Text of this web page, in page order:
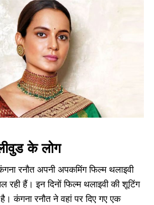
के लोग
रनौत अपनी अपकमिंग फिल्म थलाइवी
रही हैं। इन दिनों फिल्म थलाइवी की शूटिंग
कंगना रनौत ने वहां पर दिए गए एक